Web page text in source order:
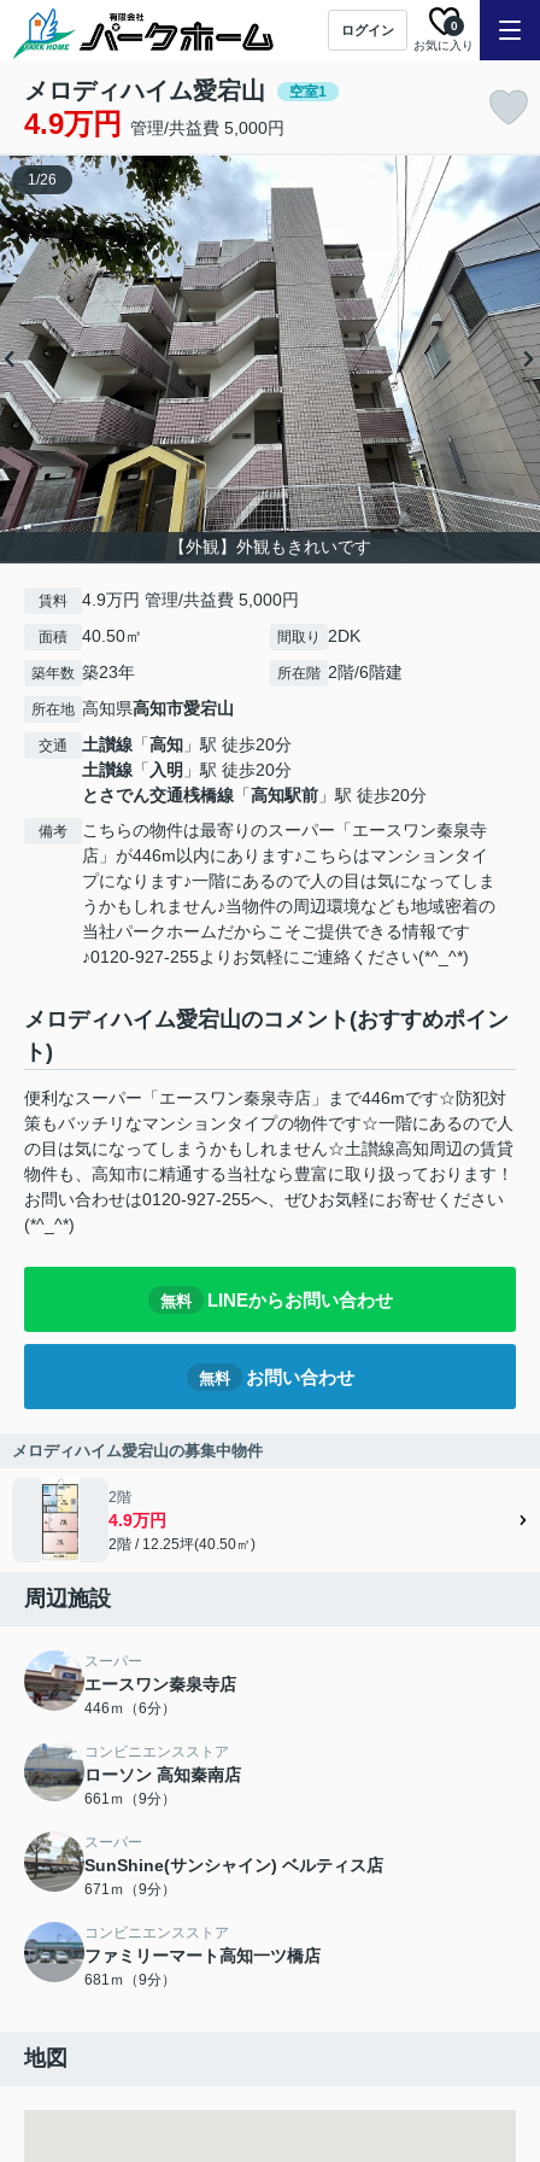
ログイン
お気に入り
0
メロディハイム愛宕山 空室1
4.9万円 管理/共益費 5,000円
【外観】外観もきれいです
1/26
賃料 4.9万円 管理/共益費 5,000円
面積 40.50㎡ 間取り 2DK
築年数 築23年 所在階 2階/6階建
所在地 高知県高知市愛宕山
交通 土讃線 「高知 」駅 徒歩20分
土讃線 「入明 」駅 徒歩20分
とさでん交通桟橋線 「高知駅前 」駅 徒歩20分
備考
こちらの物件は最寄りのスーパー「エースワン秦泉寺
店」が446m以内にあります♪こちらはマンションタイ
プになります♪一階にあるので人の目は気になってしま
うかもしれません♪当物件の周辺環境なども地域密着の
当社パークホームだからこそご提供できる情報です
♪0120-927-255よりお気軽にご連絡ください(*^_^*)
メロディハイム愛宕山のコメント(おすすめポイン
ト)
便利なスーパー「エースワン秦泉寺店」まで446mです☆防犯対
策もバッチリなマンションタイプの物件です☆一階にあるので人
の目は気になってしまうかもしれません☆土讃線高知周辺の賃貸
物件も、高知市に精通する当社なら豊富に取り扱っております！
お問い合わせは0120-927-255へ、ぜひお気軽にお寄せください
(*^_^*)
無料 LINEからお問い合わせ
無料 お問い合わせ
メロディハイム愛宕山の募集中物件
2階
4.9万円
2階 / 12.25坪(40.50㎡)
周辺施設
スーパー
エースワン秦泉寺店
446ｍ（6分）
コンビニエンスストア
ローソン 高知秦南店
661ｍ（9分）
スーパー
SunShine(サンシャイン) ベルティス店
671ｍ（9分）
コンビニエンスストア
ファミリーマート高知一ツ橋店
681ｍ（9分）
地図